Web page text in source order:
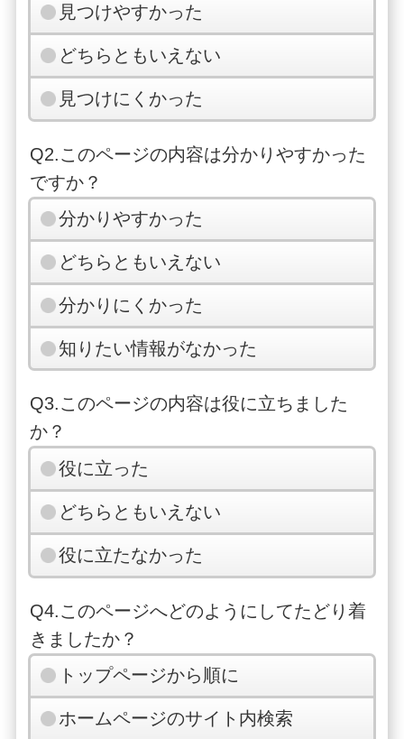
見つけやすかった
どちらともいえない
見つけにくかった
Q2.このページの内容は分かりやすかった
ですか？
分かりやすかった
どちらともいえない
分かりにくかった
知りたい情報がなかった
Q3.このページの内容は役に立ちました
か？
役に立った
どちらともいえない
役に立たなかった
Q4.このページへどのようにしてたどり着
きましたか？
トップページから順に
ホームページのサイト内検索